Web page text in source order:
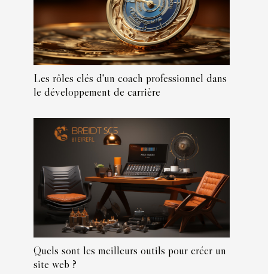
Les rôles clés d'un coach professionnel dans
le développement de carrière
Quels sont les meilleurs outils pour créer un
site web ?